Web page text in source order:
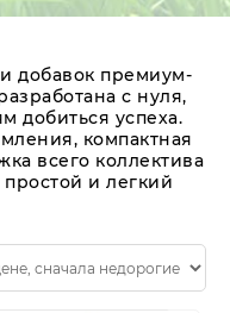
средств
добавок премиум-
с нуля,
добиться успеха.
компактная
всего коллектива
и легкий